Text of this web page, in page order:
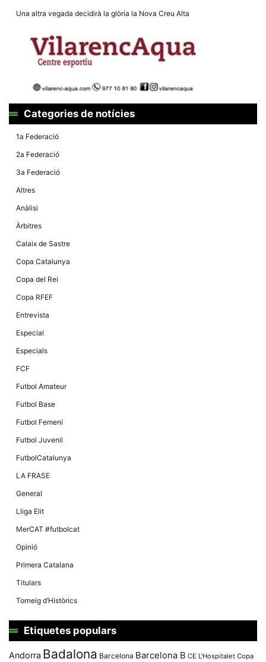
Una altra vegada decidirà la glòria la Nova Creu Alta
Categories de notícies
1a Federació
2a Federació
3a Federació
Altres
Anàlisi
Àrbitres
Calaix de Sastre
Copa Catalunya
Copa del Rei
Copa RFEF
Entrevista
Especial
Especials
FCF
Futbol Amateur
Futbol Base
Futbol Femení
Futbol Juvenil
FutbolCatalunya
LA FRASE
General
Lliga Elit
MerCAT #futbolcat
Opinió
Primera Catalana
Titulars
Torneig d’Històrics
Etiquetes populars
Andorra Badalona Barcelona Barcelona B CE L'Hospitalet Copa
possible. Si
cookies
algunes
funcionalitats
En compartir